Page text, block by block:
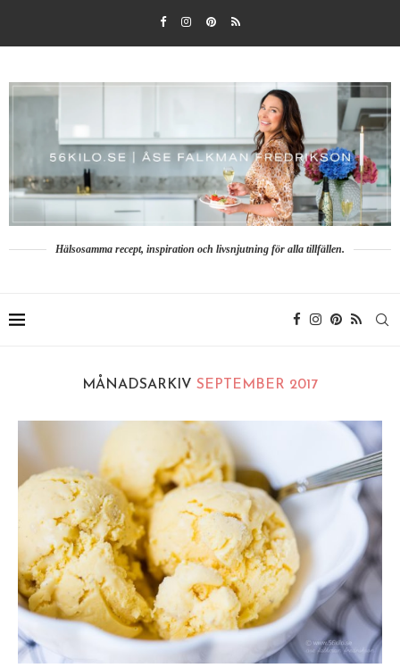
Hälsosamma recept, inspiration och livsnjutning för alla tillfällen.
MÅNADSARKIV SEPTEMBER 2017